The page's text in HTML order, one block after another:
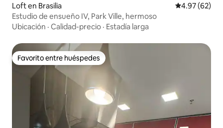
Loft en Brasilia Calificación
4.97 (62)
Estudio de ensueño IV, Park Ville, hermoso
Ubicación · Calidad-precio · Estadía larga
Favorito entre huéspedes
Favorito entre huéspedes